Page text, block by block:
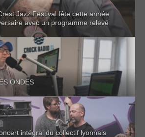
Jazz Festival fête cette année
avec un programme relevé
ONDES
intégral du collectif lyonnais